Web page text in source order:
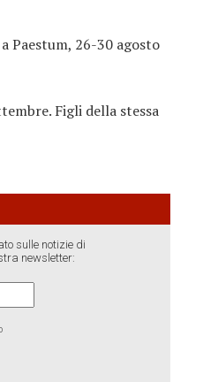
Paestum, 26-30 agosto
Figli della stessa
sulle notizie di
newsletter: